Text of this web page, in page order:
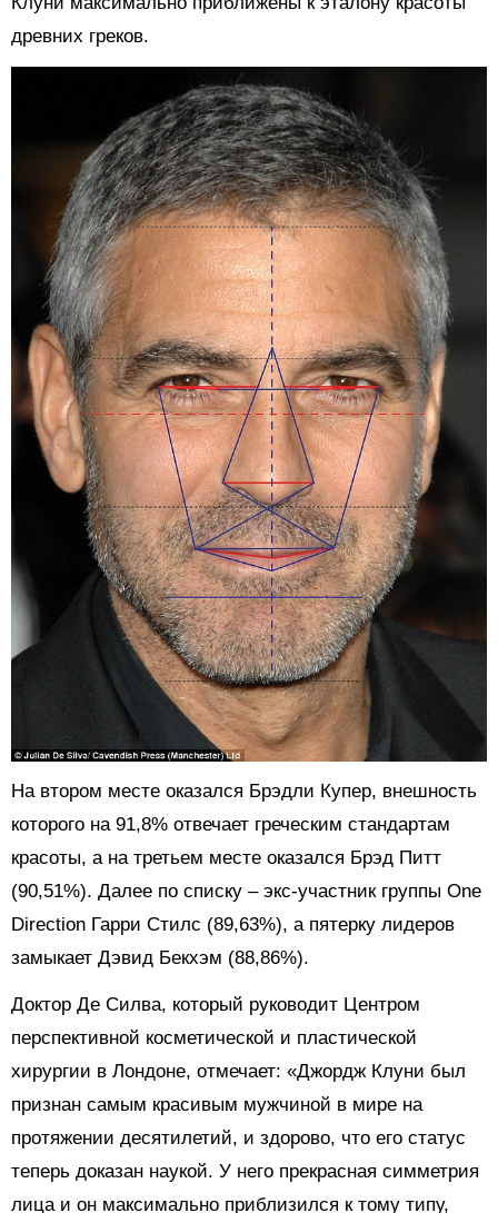
древних греков.
На втором месте оказался Брэдли Купер, внешность
которого на 91,8% отвечает греческим стандартам
красоты, а на третьем месте оказался Брэд Питт
(90,51%). Далее по списку – экс-участник группы One
Direction Гарри Стилс (89,63%), а пятерку лидеров
замыкает Дэвид Бекхэм (88,86%).
Доктор Де Силва, который руководит Центром
перспективной косметической и пластической
хирургии в Лондоне, отмечает: «Джордж Клуни был
признан самым красивым мужчиной в мире на
протяжении десятилетий, и здорово, что его статус
теперь доказан наукой. У него прекрасная симметрия
лица и он максимально приблизился к тому типу,